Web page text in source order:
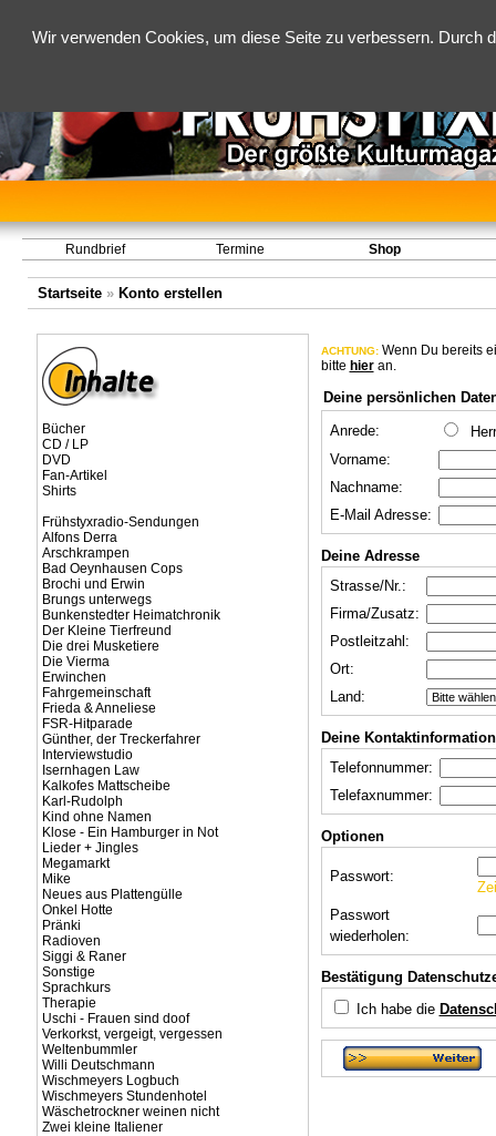
Wir verwenden Cookies, um diese Seite zu verbessern.
Rundbrief Termine Shop
Startseite» Konto erstellen
Bücher
CD / LP
DVD
Fan-Artikel
Shirts
Frühstyxradio-Sendungen
Alfons Derra
Arschkrampen
Bad Oeynhausen Cops
Brochi und Erwin
Brungs unterwegs
Bunkenstedter Heimatchronik
Der Kleine Tierfreund
Die drei Musketiere
Die Vierma
Erwinchen
Fahrgemeinschaft
Frieda & Anneliese
FSR-Hitparade
Günther, der Treckerfahrer
Interviewstudio
Isernhagen Law
Kalkofes Mattscheibe
Karl-Rudolph
Kind ohne Namen
Klose - Ein Hamburger in Not
Lieder + Jingles
Megamarkt
Mike
Neues aus Plattengülle
Onkel Hotte
Pränki
Radioven
Siggi & Raner
Sonstige
Sprachkurs
Therapie
Uschi - Frauen sind doof
Verkorkst, vergeigt, vergessen
Weltenbummler
Willi Deutschmann
Wischmeyers Logbuch
Wischmeyers Stundenhotel
Wäschetrockner weinen nicht
Zwei kleine Italiener
ACHTUNG:Wenn Du bereits
bitte hieran.
Deine persönlichen
Anrede:
Vorname:
Nachname:
E-Mail Adresse:
Deine Adresse
Strasse/Nr.:
Firma/Zusatz:
Postleitzahl:
Ort:
Land:
Deine
Telefonnummer:
Telefaxnummer:
Optionen
Passwort:
Passwort
wiederholen:
Bestätigung
Ich habe die